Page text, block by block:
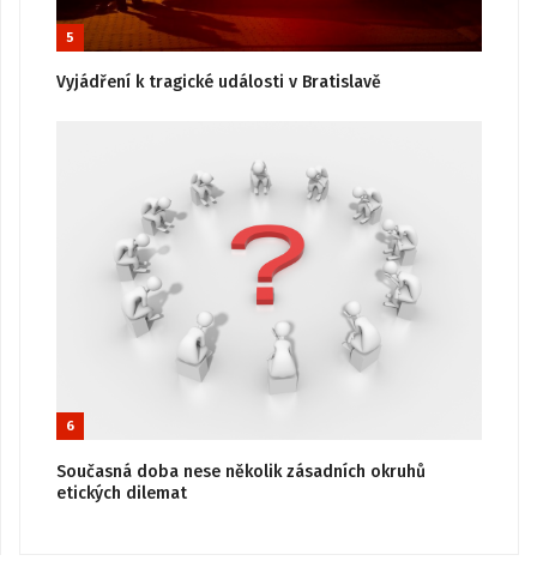
5
Vyjádření k tragické události v Bratislavě
6
Současná doba nese několik zásadních okruhů
etických dilemat